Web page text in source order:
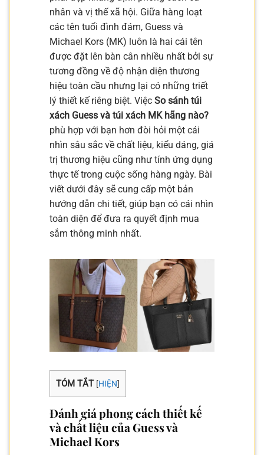
nhân và vị thế xã hội. Giữa hàng loạt
các tên tuổi đình đám, Guess và
Michael Kors (MK) luôn là hai cái tên
được đặt lên bàn cân nhiều nhất bởi sự
tương đồng về độ nhận diện thương
hiệu toàn cầu nhưng lại có những triết
lý thiết kế riêng biệt. Việc So sánh túi
xách Guess và túi xách MK hãng nào?
phù hợp với bạn hơn đòi hỏi một cái
nhìn sâu sắc về chất liệu, kiểu dáng, giá
trị thương hiệu cũng như tính ứng dụng
thực tế trong cuộc sống hàng ngày. Bài
viết dưới đây sẽ cung cấp một bản
hướng dẫn chi tiết, giúp bạn có cái nhìn
toàn diện để đưa ra quyết định mua
sắm thông minh nhất.
TÓM TẮT [HIỆN]
Đánh giá phong cách thiết kế
và chất liệu của Guess và
Michael Kors